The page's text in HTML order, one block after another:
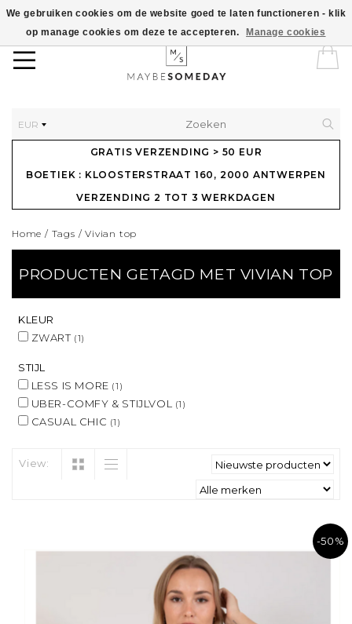
EUR
GRATIS VERZENDING > 50 EUR
BOETIEK : KLOOSTERSTRAAT 160, 2000 ANTWERPEN
VERZENDING 2 TOT 3 WERKDAGEN
Home / Tags /Vivian top
PRODUCTEN GETAGD MET VIVIAN TOP
KLEUR
ZWART (1)
STIJL
LESS IS MORE (1)
UBER-COMFY & STIJLVOL (1)
CASUAL CHIC (1)
View:
-50%
We gebruiken cookies om de website goed te laten functioneren - klik
op manage cookies om deze te accepteren.
Manage cookies